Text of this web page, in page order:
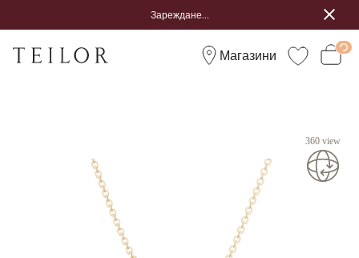
Зареждане...
Магазини
360 view